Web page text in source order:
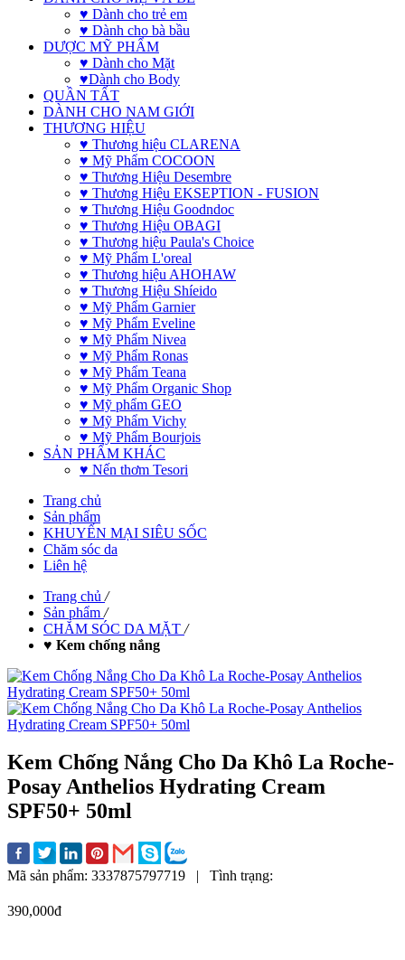
♥ Dành cho trẻ em
♥ Dành cho bà bầu
DƯỢC MỸ PHẨM
♥ Dành cho Mặt
♥Dành cho Body
QUẦN TẤT
DÀNH CHO NAM GIỚI
THƯƠNG HIỆU
♥ Thương hiệu CLARENA
♥ Mỹ Phẩm COCOON
♥ Thương Hiệu Desembre
♥ Thương Hiệu EKSEPTION - FUSION
♥ Thương Hiệu Goodndoc
♥ Thương Hiệu OBAGI
♥ Thương hiệu Paula's Choice
♥ Mỹ Phẩm L'oreal
♥ Thương hiệu AHOHAW
♥ Thương Hiệu Shíeido
♥ Mỹ Phẩm Garnier
♥ Mỹ Phẩm Eveline
♥ Mỹ Phẩm Nivea
♥ Mỹ Phẩm Ronas
♥ Mỹ Phẩm Teana
♥ Mỹ Phẩm Organic Shop
♥ Mỹ phẩm GEO
♥ Mỹ Phẩm Vichy
♥ Mỹ Phẩm Bourjois
SẢN PHẨM KHÁC
♥ Nến thơm Tesori
Trang chủ
Sản phẩm
KHUYẾN MẠI SIÊU SỐC
Chăm sóc da
Liên hệ
Trang chủ /
Sản phẩm /
CHĂM SÓC DA MẶT /
♥ Kem chống nắng
Kem Chống Nắng Cho Da Khô La Roche-
Posay Anthelios Hydrating Cream
SPF50+ 50ml
Mã sản phẩm: 3337875797719 | Tình trạng:
390,000đ